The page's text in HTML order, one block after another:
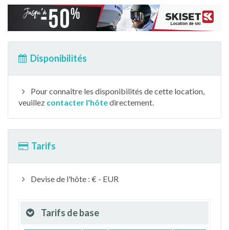
Disponibilités
Pour connaître les disponibilités de cette location,
veuillez contacter l'hôtedirectement.
Tarifs
Devise de l'hôte : € - EUR
Tarifs de base